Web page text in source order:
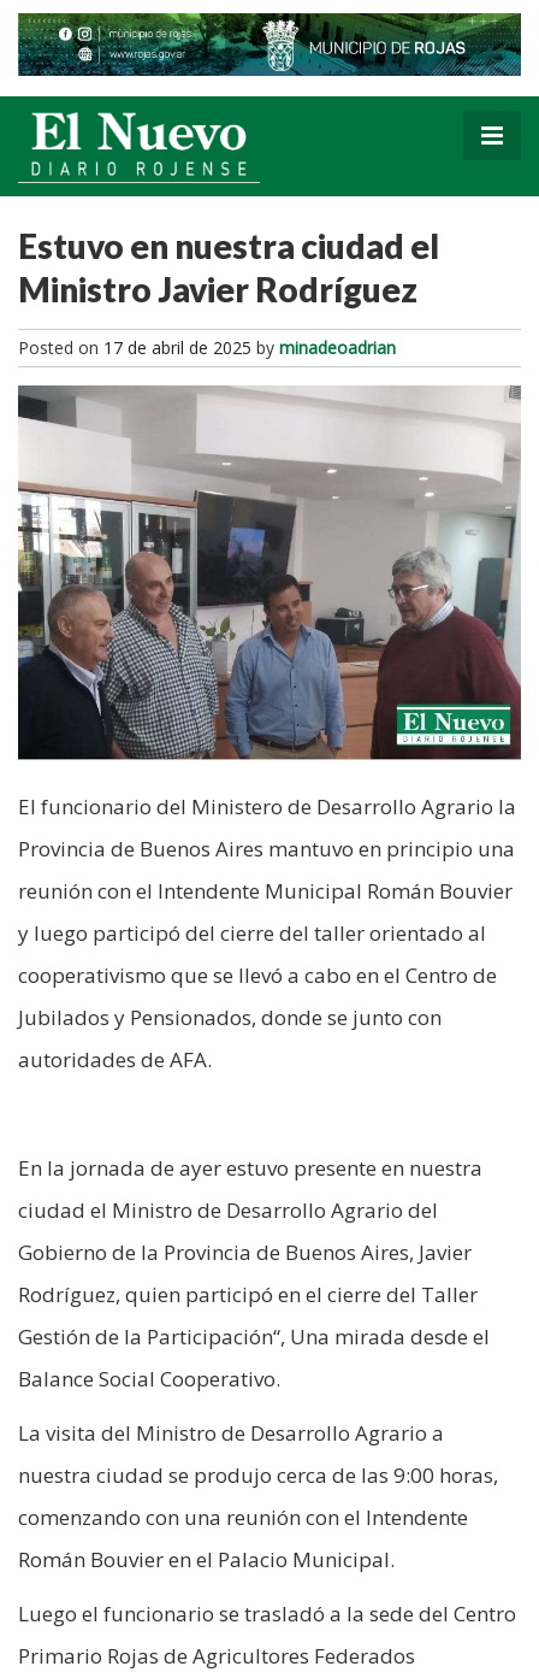
Estuvo en nuestra ciudad el
Ministro Javier Rodríguez
Posted on 17 de abril de 2025 by minadeoadrian
El funcionario del Ministero de Desarrollo Agrario la
Provincia de Buenos Aires mantuvo en principio una
reunión con el Intendente Municipal Román Bouvier
y luego participó del cierre del taller orientado al
cooperativismo que se llevó a cabo en el Centro de
Jubilados y Pensionados, donde se junto con
autoridades de AFA.
En la jornada de ayer estuvo presente en nuestra
ciudad el Ministro de Desarrollo Agrario del
Gobierno de la Provincia de Buenos Aires, Javier
Rodríguez, quien participó en el cierre del Taller
Gestión de la Participación“, Una mirada desde el
Balance Social Cooperativo.
La visita del Ministro de Desarrollo Agrario a
nuestra ciudad se produjo cerca de las 9:00 horas,
comenzando con una reunión con el Intendente
Román Bouvier en el Palacio Municipal.
Luego el funcionario se trasladó a la sede del Centro
Primario Rojas de Agricultores Federados